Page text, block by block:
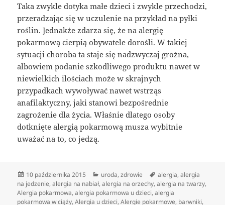
Taka zwykle dotyka małe dzieci i zwykle przechodzi,
przeradzając się w uczulenie na przykład na pyłki
roślin. Jednakże zdarza się, że na alergię
pokarmową cierpią obywatele dorośli. W takiej
sytuacji choroba ta staje się nadzwyczaj groźna,
albowiem podanie szkodliwego produktu nawet w
niewielkich ilościach może w skrajnych
przypadkach wywoływać nawet wstrząs
anafilaktyczny, jaki stanowi bezpośrednie
zagrożenie dla życia. Właśnie dlatego osoby
dotknięte alergią pokarmową musza wybitnie
uważać na to, co jedzą.
Data
publikacji
10 października 2015 Kategorie
uroda,zdrowie Tagi
alergia,alergia
na jedzenie,alergia na nabiał,alergia na orzechy,alergia na twarzy,
Alergia pokarmowa,alergia pokarmowa u dzieci,alergia
pokarmowa w ciąży,Alergia u dzieci,Alergie pokarmowe, barwniki,